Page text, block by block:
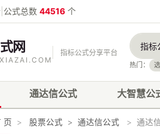
公式总数 44516 个
网 指标公式分享平台
热门：
通达信公式 大智慧公
页 > 股票公式 > 通达信公式 > 通达